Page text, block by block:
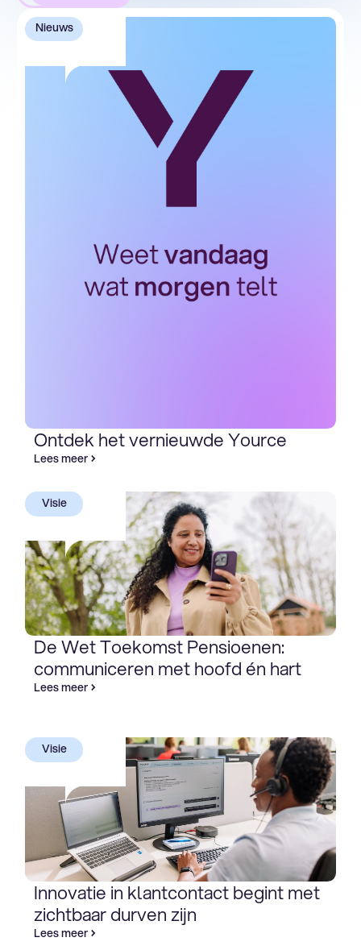
Nieuws
Ontdek het vernieuwde Yource
Lees meer
Visie
De Wet Toekomst Pensioenen:
communiceren met hoofd én hart
Lees meer
Visie
Innovatie in klantcontact begint met
zichtbaar durven zijn
Lees meer